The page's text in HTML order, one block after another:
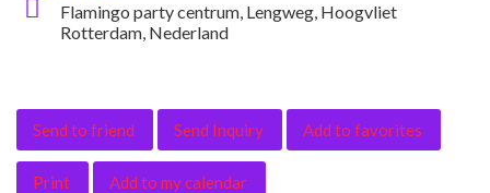
Flamingo party centrum, Lengweg, Hoogvliet
Rotterdam, Nederland
Send to friend Send Inquiry Add to favorites
Print Add to my calendar